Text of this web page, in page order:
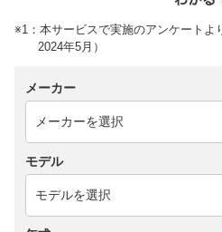
※1：本サービスで実施のアンケートよ
2024年5月）
メーカー
モデル